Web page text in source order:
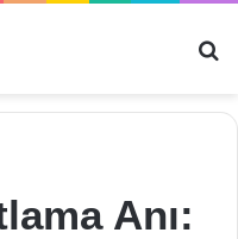
Anı: